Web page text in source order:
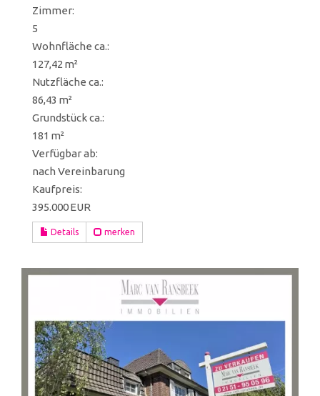
Zimmer:
5
Wohnfläche ca.:
127,42 m²
Nutzfläche ca.:
86,43 m²
Grund­stück ca.:
181 m²
Verfügbar ab:
nach Vereinbarung
Kaufpreis:
395.000 EUR
Details merken